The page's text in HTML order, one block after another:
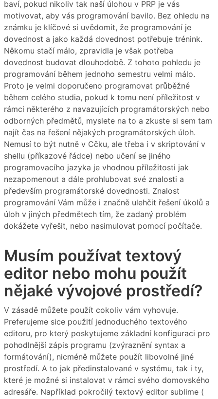
baví, pokud nikoliv tak naší úlohou v PRP je vás
motivovat, aby vás programování bavilo. Bez ohledu na
známku je klíčové si uvědomit, že programování je
dovednost a jako každá dovednost potřebuje trénink.
Někomu stačí málo, zpravidla je však potřeba
dovednost budovat dlouhodobě. Z tohoto pohledu je
programování během jednoho semestru velmi málo.
Proto je velmi doporučeno programovat průběžné
během celého studia, pokud k tomu není příležitost v
rámci některého z navazujících programátorských nebo
odborných předmětů, myslete na to a zkuste si sem tam
najít čas na řešení nějakých programátorských úloh.
Nemusí to být nutně v Cčku, ale třeba i v skriptování v
shellu (příkazové řádce) nebo učení se jiného
programovacího jazyka je vhodnou příležitosti jak
nezapomenout a dále prohlubovat své znalosti a
především programátorské dovednosti. Znalost
programování Vám může i značně ulehčit řešení úkolů a
úloh v jiných předmětech tím, že zadaný problém
dokážete vyřešit, nebo nasimulovat pomocí počítače.
Musím používat textový
editor nebo mohu použít
nějaké vývojové prostředí?
V zásadě můžete použít cokoliv vám vyhovuje.
Preferujeme sice použití jednoduchého textového
editoru, pro který poskytujeme základní konfiguraci pro
pohodlnější zápis programu (zvýraznění syntax a
formátování), nicméně můžete použít libovolné jiné
prostředí. A to jak předinstalované v systému, tak i ty,
které je možné si instalovat v rámci svého domovského
adresáře. Například pokročilý textový editor sublime (